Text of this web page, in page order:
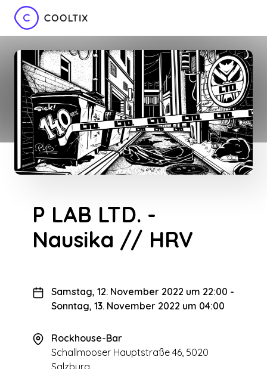
P LAB LTD. -
Nausika // HRV
Samstag, 12. November 2022 um 22:00 -
Sonntag, 13. November 2022 um 04:00
Rockhouse-Bar
Schallmooser Hauptstraße 46, 5020